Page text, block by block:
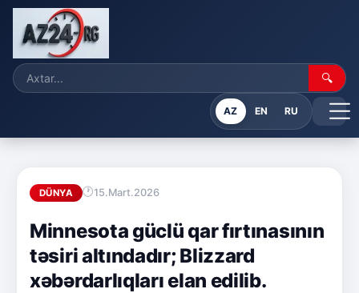
🔍
AZ EN RU
DÜNYA 15.Mart.2026
Minnesota güclü qar fırtınasının
təsiri altındadır; Blizzard
xəbərdarlıqları elan edilib.